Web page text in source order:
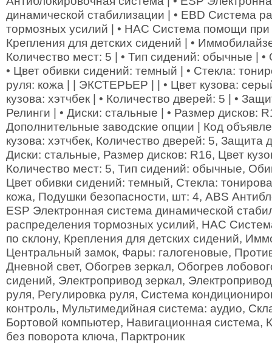
динамической стабилизации | • EBD Система
тормозных усилий | • HAC Система помощи при
Крепления для детских сидений | •
Количество мест: 5 | • Тип сидений: обычные | •
• Цвет обивки сидений: темный | • Стекла:
руля: кожа | | ЭКСТЕРЬЕР | | • Цвет кузова:
кузова: хэтчбек | • Количество дверей: 5 | •
Релинги | • Диски: стальные | • Размер дисков:
Дополнительные заводские опции | Код
кузова: хэтчбек, Количество дверей: 5, Защита
Диски: стальные, Размер дисков: R16, Цвет
Количество мест: 5, Тип сидений: обычные,
Цвет обивки сидений: темный, Стекла:
кожа, Подушки безопасности, шт: 4, ABS
ESP Электронная система динамической
распределения тормозных усилий, HAC
по склону, Крепления для детских сидений,
Центральный замок, Фары: галогеновые,
Дневной свет, Обогрев зеркал, Обогрев
сидений, Электропривод зеркал,
руля, Регулировка руля, Система
контроль, Мультимедийная система: аудио,
Бортовой компьютер, Навигационная система,
без поворота ключа, Парктроник